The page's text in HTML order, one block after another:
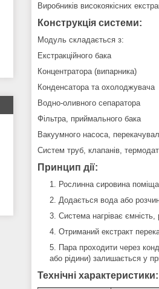
Виробників високоякісних
Конструкція системи:
Модуль складається з:
Екстракційного бака
Концентратора (випарника)
Конденсатора та охолоджувача
Водно-оливного сепаратора
Фільтра, приймального бака
Вакуумного насоса,
Систем труб, клапанів,
Принцип дії:
Рослинна сировина
Додається вода або
Система нагріває ємність,
Отриманий екстракт
Пара проходити через
або рідини) залишається у
Технічні характеристики: